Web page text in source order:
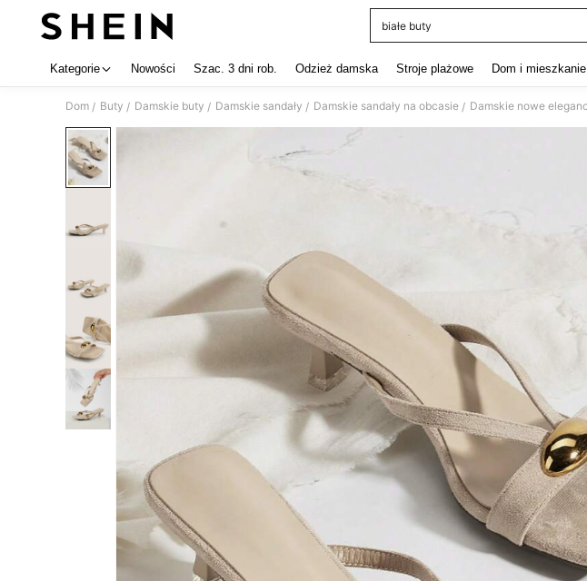
białe buty
Kategorie Nowości Szac. 3 dni rob. Odzież damska Stroje plażowe Dom i mieszkanie
Dom / Buty / Damskie buty / Damskie sandały / Damskie sandały na obcasie /